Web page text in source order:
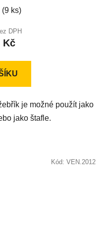
(9 ks)
DPH
Kč
je možné použít jako
jako štafle.
Kód: VEN.2012